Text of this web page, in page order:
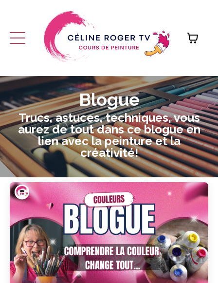
Blogue
Trucs, astuces, techniques, vous
aurez de tout dans ce blogue en
lien avec la peinture et la
créativité!